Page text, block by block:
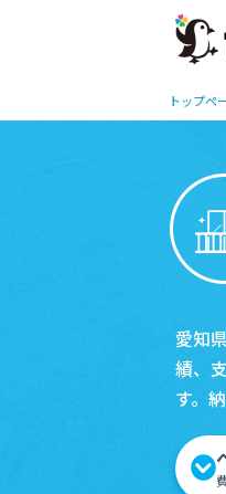
トップペ
愛知
績、
す。